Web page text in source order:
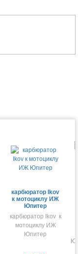
карбюратор Ikov
к мотоциклу ИЖ
Юпитер
карбюратор Ikov к
мотоциклу ИЖ
Юпитер